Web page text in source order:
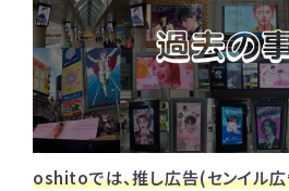
oshitoでは、推し広告(センイル